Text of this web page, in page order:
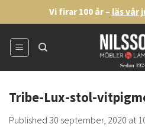
to
content
Vi firar 100 år – läs vår
Tribe-Lux-stol-
Published 30 september, 2020 at